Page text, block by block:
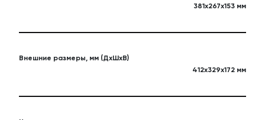
381х267х153 мм
Внешние размеры, мм (ДхШхВ)
412х329х172 мм